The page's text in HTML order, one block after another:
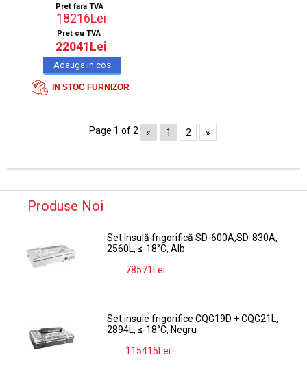
Pret fara TVA
18216Lei
Pret cu TVA
22041Lei
IN STOC FURNIZOR
Page 1 of 2 « 1 2 »
Produse Noi
Set Insulă frigorifică SD-600A,SD-830A,
2560L, ≤-18°C, Alb
78571Lei
Set insule frigorifice CQG19D + CQG21L,
2894L, ≤-18°C, Negru
115415Lei